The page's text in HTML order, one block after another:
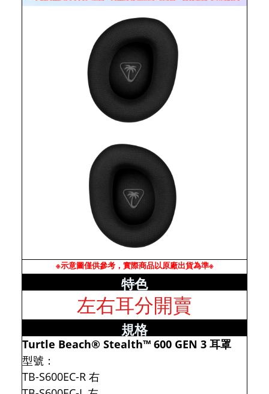
※示意圖僅供參考，實際商品以原廠出貨為準※
特色
左右耳分開賣
規格
Turtle Beach® Stealth™ 600 GEN 3 耳罩
型號：
TB-S600EC-R 右